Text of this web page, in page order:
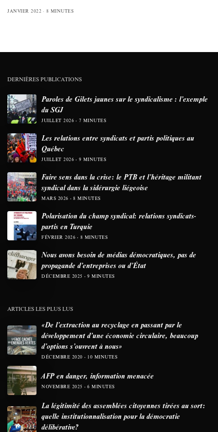
JANVIER 2022 8 MINUTES
DERNIÈRES PUBLICATIONS
Paroles de Gilets jaunes sur le syndicalisme : l’exemple
du SGJ
JUILLET 2026 7 MINUTES
Les relations entre syndicats et partis politiques au
Québec
JUILLET 2026 9 MINUTES
Faire sens dans la crise: le PTB et l’héritage militant
syndical dans la sidérurgie liégeoise
MARS 2026 8 MINUTES
Polarisation du champ syndical: relations syndicats-
partis en Turquie
FÉVRIER 2026 8 MINUTES
Nous avons besoin de médias démocratiques, pas de
propagande d’entreprises ou d’État
DÉCEMBRE 2025 9 MINUTES
ARTICLES LES PLUS LUS
«De l’extraction au recyclage en passant par le
développement d’une économie circulaire, beaucoup
d’options s’ouvrent à nous»
DÉCEMBRE 2020 10 MINUTES
AFP en danger, information menacée
NOVEMBRE 2025 6 MINUTES
La légitimité des assemblées citoyennes tirées au sort:
quelle institutionnalisation pour la démocratie
délibérative?